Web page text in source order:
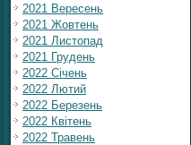
2021 Вересень
2021 Жовтень
2021 Листопад
2021 Грудень
2022 Січень
2022 Лютий
2022 Березень
2022 Квітень
2022 Травень